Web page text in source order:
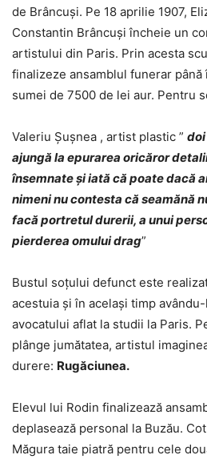
de Brâncuşi. Pe 18 aprilie 1907,
Constantin Brâncuşi încheie un
artistului din Paris. Prin acesta
finalizeze ansamblul funerar
sumei de 7500 de lei aur. Pentru
Valeriu Şuşnea , artist plastic ”
ajungă la epurarea oricăror
însemnate şi iată că poate dacă
nimeni nu contesta că seamănă
facă portretul durerii, a unui
pierderea omului drag”
Bustul soţului defunct este
acestuia şi în acelaşi timp
avocatului aflat la studii la Paris.
plânge jumătatea, artistul
durere: Rugăciunea.
Elevul lui Rodin finalizează
deplasează personal la Buzău.
Măgura taie piatră pentru cele